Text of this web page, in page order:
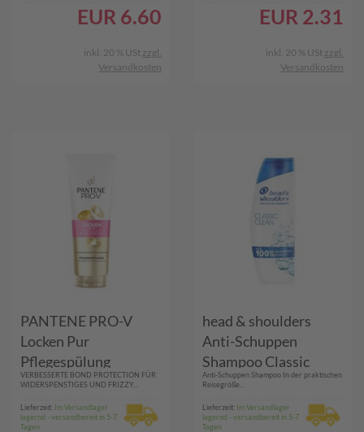
EUR 6.60
inkl. 20 % USt zzgl.
Versandkosten
EUR 2.31
inkl. 20 % USt zzgl.
Versandkosten
PANTENE PRO-V
Locken Pur
Pflegespülung
VERBESSERTE BOND PROTECTION FÜR
WIDERSPENSTIGES UND FRIZZY...
Lieferzeit: Im Versandlager
lagernd - versandbereit in 5-7
Tagen
head & shoulders
Anti-Schuppen
Shampoo Classic
Anti-Schuppen Shampoo In der praktischen
Reisegröße...
Lieferzeit: Im Versandlager
lagernd - versandbereit in 5-7
Tagen